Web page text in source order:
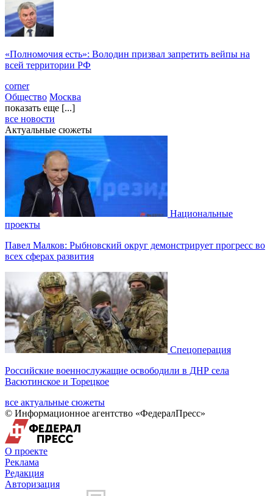
«Полномочия есть»: Володин призвал запретить вейпы на
всей территории РФ
corner
Общество Москва
показать еще [...]
все новости
Актуальные сюжеты
Национальные
проекты
Павел Малков: Рыбновский округ демонстрирует прогресс во
всех сферах развития
Спецоперация
Российские военнослужащие освободили в ДНР села
Васютинское и Торецкое
все актуальные сюжеты
© Информационное агентство «ФедералПресс»
О проекте
Реклама
Редакция
Авторизация